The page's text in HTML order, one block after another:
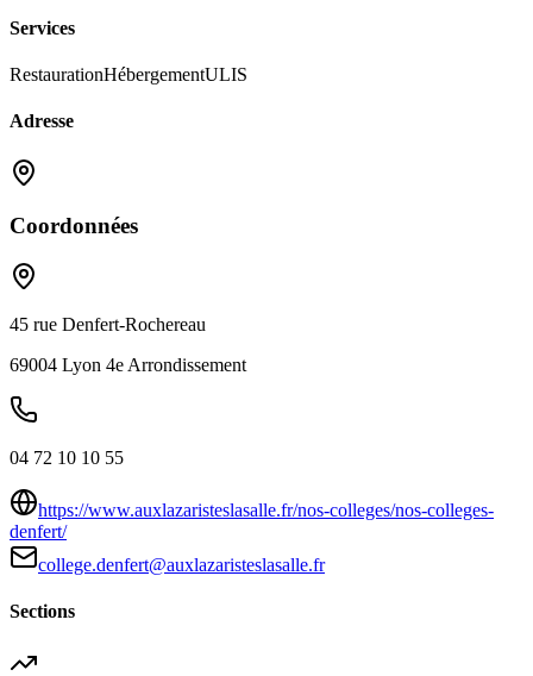
Services
RestaurationHébergementULIS
Adresse
Coordonnées
45 rue Denfert-Rochereau
69004 Lyon 4e Arrondissement
04 72 10 10 55
https://www.auxlazaristeslasalle.fr/nos-colleges/nos-colleges-
denfert/
college.denfert@auxlazaristeslasalle.fr
Sections